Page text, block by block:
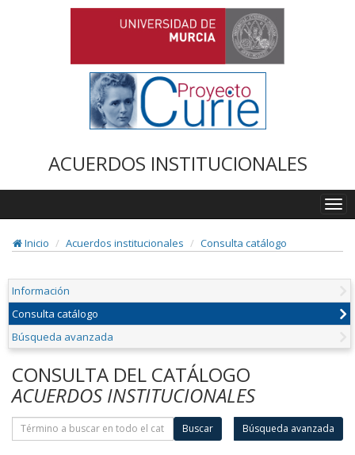
ACUERDOS INSTITUCIONALES
Inicio
Acuerdos institucionales Consulta catálogo
Información
Consulta catálogo
Búsqueda avanzada
CONSULTA DEL CATÁLOGO
ACUERDOS INSTITUCIONALES
Buscar Búsqueda avanzada